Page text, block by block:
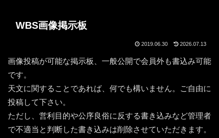
WBS画像掲示板
2019.06.30 2026.07.13
画像投稿が可能な掲示板、一般公開で会員外も書込み可能
です。
天文に関することであれば、何でも構いません。ご自由に
投稿して下さい。
ただし、営利目的や公序良俗に反する書き込みなど管理者
で不適当と判断した書き込みは削除させていただきます。